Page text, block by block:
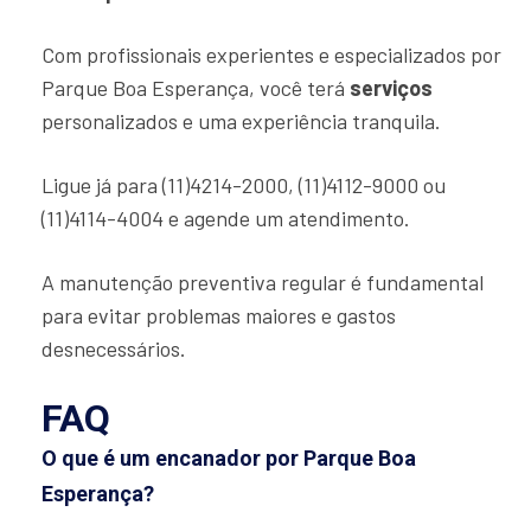
Com profissionais experientes e especializados por
Parque Boa Esperança, você terá serviços
personalizados e uma experiência tranquila.
Ligue já para (11)4214-2000, (11)4112-9000 ou
(11)4114-4004 e agende um atendimento.
A manutenção preventiva regular é fundamental
para evitar problemas maiores e gastos
desnecessários.
FAQ
O que é um encanador por Parque Boa
Esperança?